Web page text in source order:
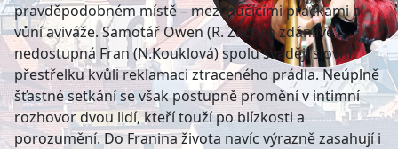
pravděpodobném místě – mezi hučícími pračkami a
vůní aviváže. SamotářOwen(R. Zach) a zdánlivě
nedostupná Fran (N.Kouklová) spolu svádějí slovní
přestřelku kvůli reklamaci ztraceného prádla. Neúplně
šťastnésetkáníse však postupně promění v intimní
rozhovor dvou lidí, kteřítoužípo blízkosti a
porozumění. Do Franina života navíc výrazně zasahují i